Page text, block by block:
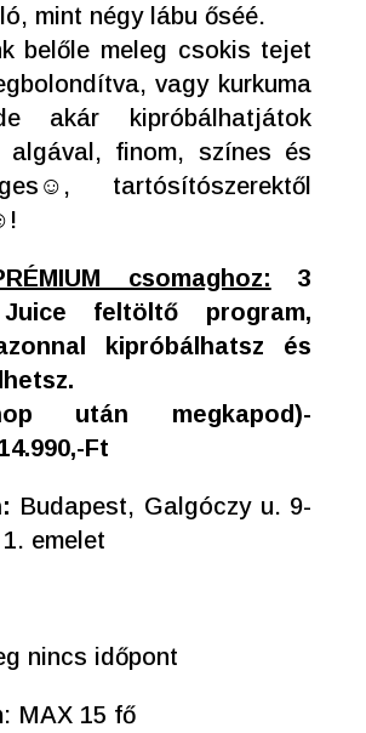
mint négy lábu őséé.
belőle meleg csokis tejet
vagy kurkuma
akár kipróbálhatjátok
algával, finom, színes és
tartósítószerektől
csomaghoz: 3
feltöltő program,
kipróbálhatsz és
után megkapod)-
Ft
Budapest, Galgóczy u. 9-
emelet
nincs időpont
: MAX 15 fő